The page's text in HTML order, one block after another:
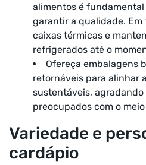
alimentos é
garantir a qualidade.
caixas térmicas e
refrigerados até o
Ofereça embalagens
retornáveis para alinhar
sustentáveis,
preocupados com o
Variedade e
cardápio